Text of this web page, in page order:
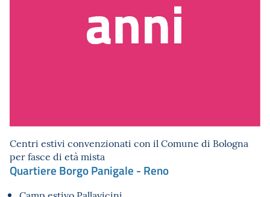
Centri estivi convenzionati con il Comune di Bologna
per fasce di età mista
Quartiere Borgo Panigale - Reno